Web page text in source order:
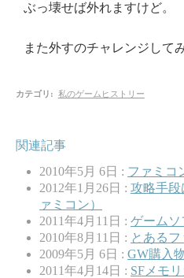
ぶっ壊せば外れますけど。
また外すのチャレンジして
カテゴリ : 私のゲームヒストリー
関連記事
2010年5月 6日 : ファミコ
2012年1月26日 : 攻略手段
ァミコン）
2011年4月11日 : ゲームソ
2010年8月11日 : とある
2009年5月 6日 : GW購入
2011年4月14日 : SFメモ